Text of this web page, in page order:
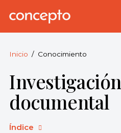
Concepto.
derechos
reservados.
Inicio Conocimiento
Investigación
documental
Índice